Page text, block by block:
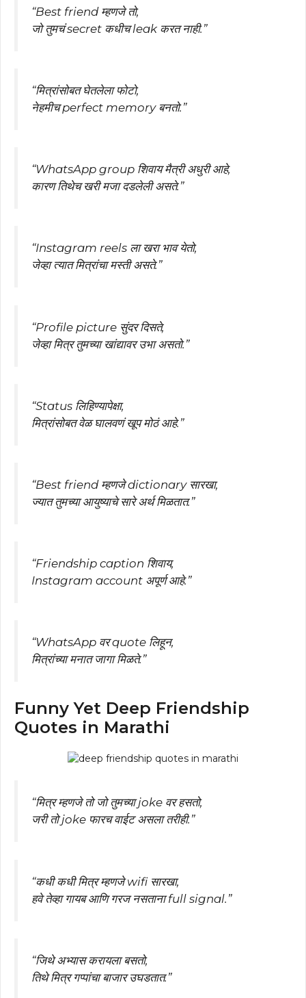
“Best friend म्हणजे तो,
जो तुमचं secret कधीच leak करत नाही.”
“मित्रांसोबत घेतलेला फोटो,
नेहमीच perfect memory बनतो.”
“WhatsApp group शिवाय मैत्री अधुरी आहे,
कारण तिथेच खरी मजा दडलेली असते.”
“Instagram reels ला खरा भाव येतो,
जेव्हा त्यात मित्रांचा मस्ती असते.”
“Profile picture सुंदर दिसते,
जेव्हा मित्र तुमच्या खांद्यावर उभा असतो.”
“Status लिहिण्यापेक्षा,
मित्रांसोबत वेळ घालवणं खूप मोठं आहे.”
“Best friend म्हणजे dictionary सारखा,
ज्यात तुमच्या आयुष्याचे सारे अर्थ मिळतात.”
“Friendship caption शिवाय,
Instagram account अपूर्ण आहे.”
“WhatsApp वर quote लिहून,
मित्रांच्या मनात जागा मिळते.”
Funny Yet Deep Friendship
Quotes in Marathi
“मित्र म्हणजे तो जो तुमच्या joke वर हसतो,
जरी तो joke फारच वाईट असला तरीही.”
“कधी कधी मित्र म्हणजे wifi सारखा,
हवे तेव्हा गायब आणि गरज नसताना full signal.”
“जिथे अभ्यास करायला बसतो,
तिथे मित्र गप्पांचा बाजार उघडतात.”